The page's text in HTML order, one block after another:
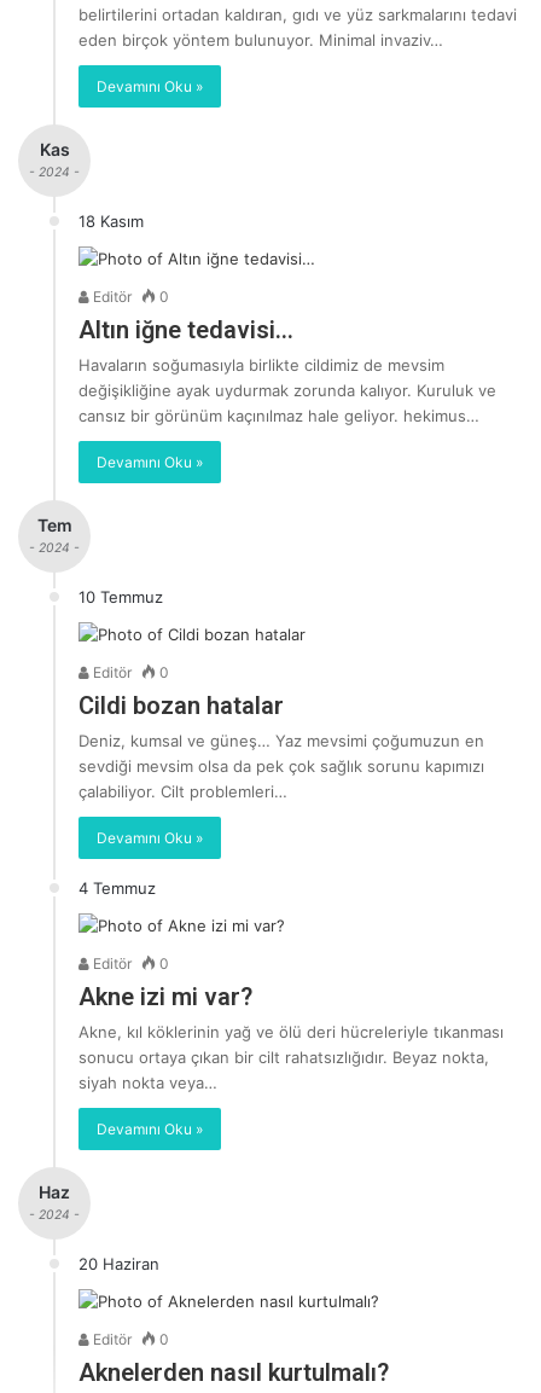
belirtilerini ortadan kaldıran, gıdı ve yüz sarkmalarını tedavi
eden birçok yöntem bulunuyor. Minimal invaziv…
Devamını Oku »
Kas
- 2024 -
18 Kasım
Editör 0
Altın iğne tedavisi…
Havaların soğumasıyla birlikte cildimiz de mevsim
değişikliğine ayak uydurmak zorunda kalıyor. Kuruluk ve
cansız bir görünüm kaçınılmaz hale geliyor. hekimus…
Devamını Oku »
Tem
- 2024 -
10 Temmuz
Editör 0
Cildi bozan hatalar
Deniz, kumsal ve güneş… Yaz mevsimi çoğumuzun en
sevdiği mevsim olsa da pek çok sağlık sorunu kapımızı
çalabiliyor. Cilt problemleri…
Devamını Oku »
4 Temmuz
Editör 0
Akne izi mi var?
Akne, kıl köklerinin yağ ve ölü deri hücreleriyle tıkanması
sonucu ortaya çıkan bir cilt rahatsızlığıdır. Beyaz nokta,
siyah nokta veya…
Devamını Oku »
Haz
- 2024 -
20 Haziran
Editör 0
Aknelerden nasıl kurtulmalı?